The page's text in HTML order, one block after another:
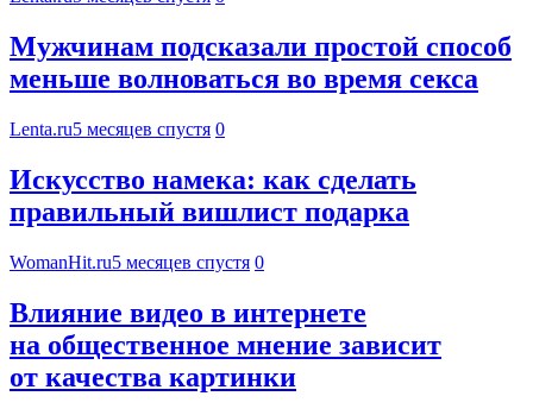
Мужчинам подсказали простой способ
меньше волноваться во время секса
Lenta.ru5 месяцев спустя 0
Искусство намека: как сделать
правильный вишлист подарка
WomanHit.ru5 месяцев спустя 0
Влияние видео в интернете
на общественное мнение зависит
от качества картинки